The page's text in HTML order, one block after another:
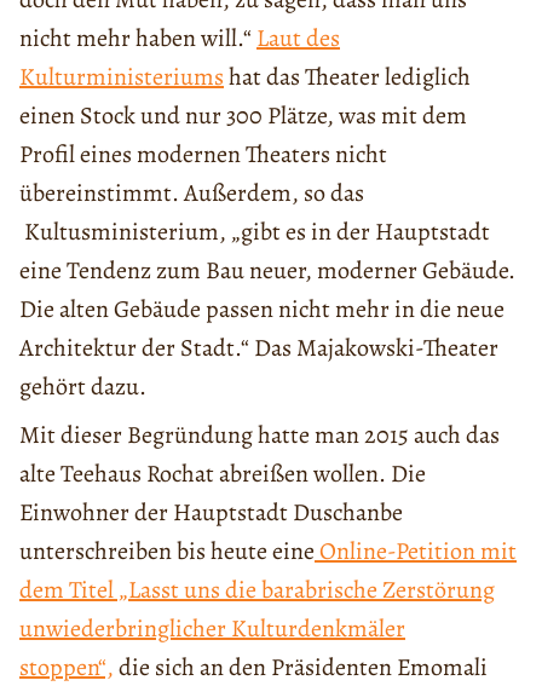
nicht mehr haben will.“ Laut des
Kulturministeriumshat das Theater lediglich
einen Stock und nur 300 Plätze, was mit dem
Profil eines modernen Theaters nicht
übereinstimmt. Außerdem, so das
Kultusministerium, „gibt es in der Hauptstadt
eine Tendenz zum Bau neuer, moderner Gebäude.
Die alten Gebäude passen nicht mehr in die neue
Architektur der Stadt.“ Das Majakowski-Theater
gehört dazu.
Mit dieser Begründung hatte man 2015 auch das
alte Teehaus Rochat abreißen wollen. Die
Einwohner der Hauptstadt Duschanbe
unterschreiben bis heute eineOnline-Petition mit
dem Titel „Lasst uns die barabrische Zerstörung
unwiederbringlicher Kulturdenkmäler
stoppen“,die sich an den Präsidenten Emomali